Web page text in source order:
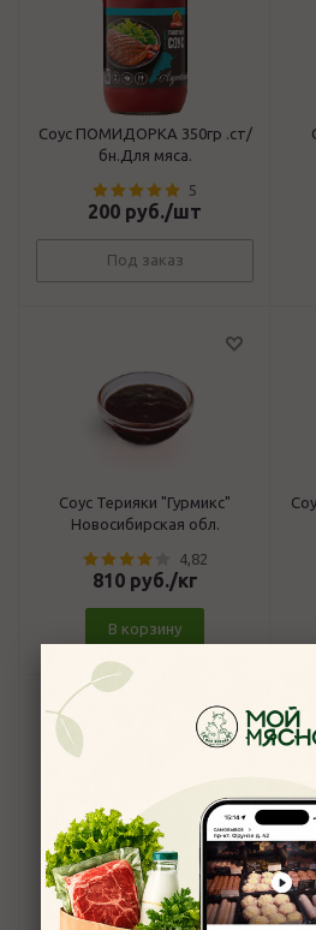
Соус ПОМИДОРКА 350гр .ст/
бн.Для мяса.
5
200 руб./шт
Под заказ
Соус Терияки "Гурмикс"
Новосибирская обл.
4,82
810руб./кг
В корзину
Соус Медово-Горчичный